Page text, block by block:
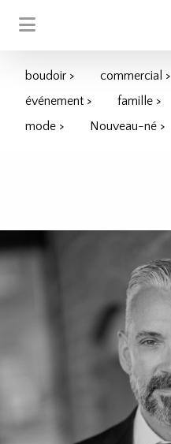
boudoir > commercial >
événement >
famille >
mode >
Nouveau-né >